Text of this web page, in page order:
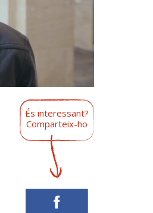
És interessant?
Comparteix-ho